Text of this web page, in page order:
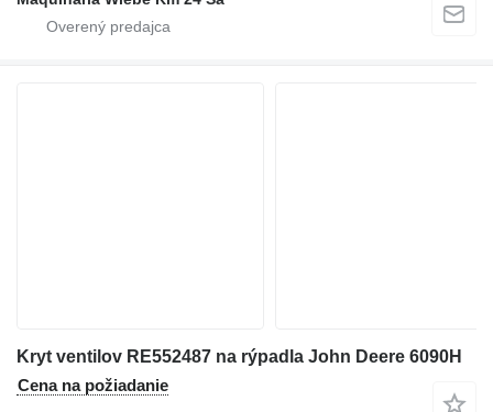
Kryt ventilov RE552487 na rýpadla John Deere 6090H
Cena na požiadanie